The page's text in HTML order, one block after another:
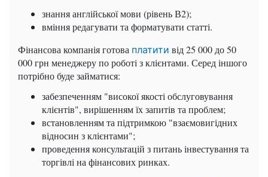
знання англійської мови (рівень В2);
вміння редагувати та форматувати статті.
Фінансова компанія готова платити від 25 000 до 50
000 грн менеджеру по роботі з клієнтами. Серед іншого
потрібно буде займатися:
забезпеченням "високої якості обслуговування
клієнтів", вирішенням їх запитів та проблем;
встановленням та підтримкою "взаємовигідних
відносин з клієнтами";
проведення консультацій з питань інвестування та
торгівлі на фінансових ринках.